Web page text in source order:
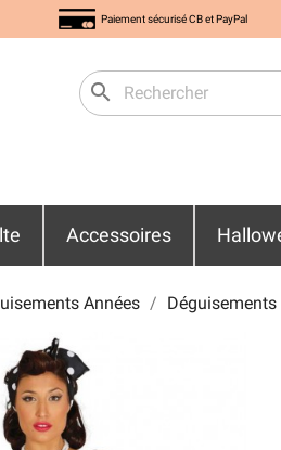
Paiement sécurisé CB et PayPal
search
Accessoires
Années Déguisements